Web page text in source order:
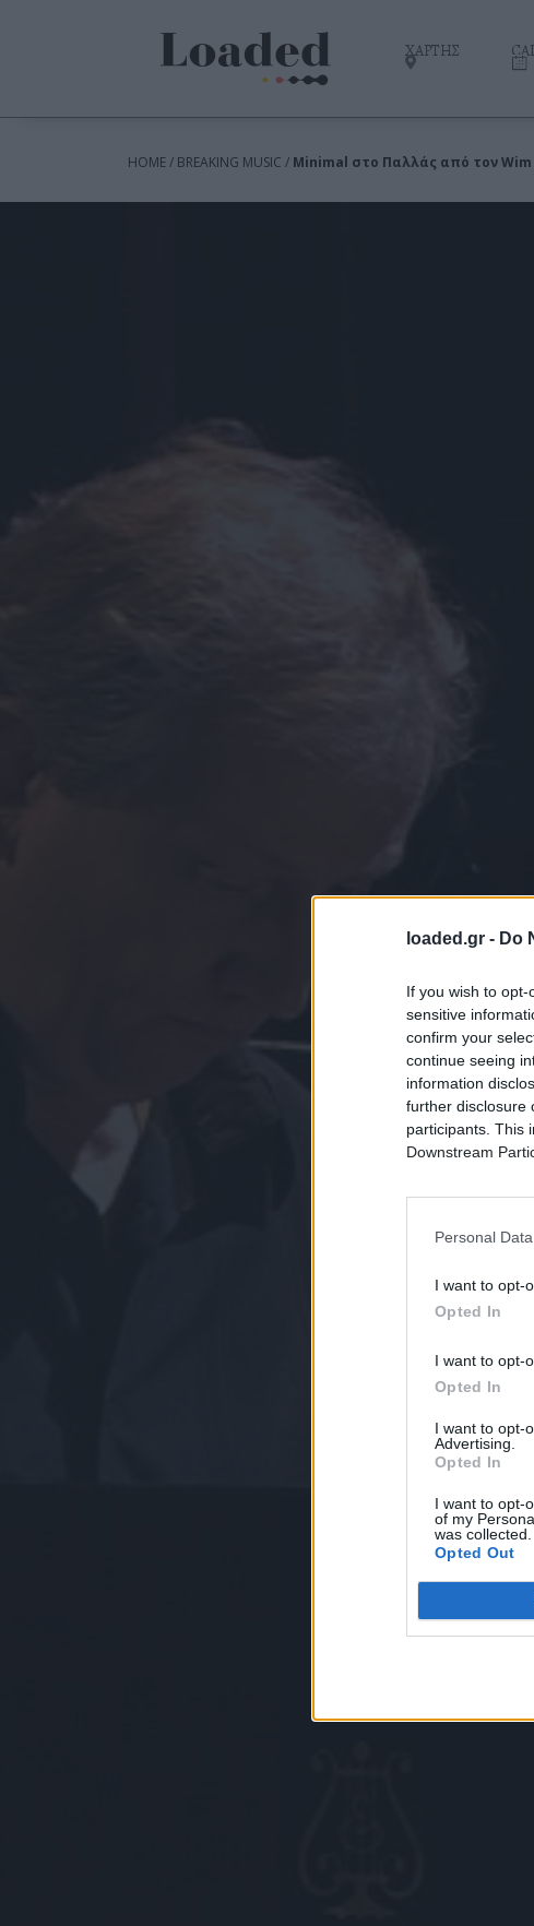
loaded.gr - Do
If you wish to
sensitive
confirm your
continue seeing
information
further disclosure
participants. This
Downstream
Personal
I want to opt-
Opted In
I want to opt-
Opted In
I want to opt-
Advertising.
Opted In
I want to opt-
of my
was collected.
Opted Out
ΧΑΡΤΗΣ
HOME / BREAKING MUSIC / Minimal στο Παλλάς από τον